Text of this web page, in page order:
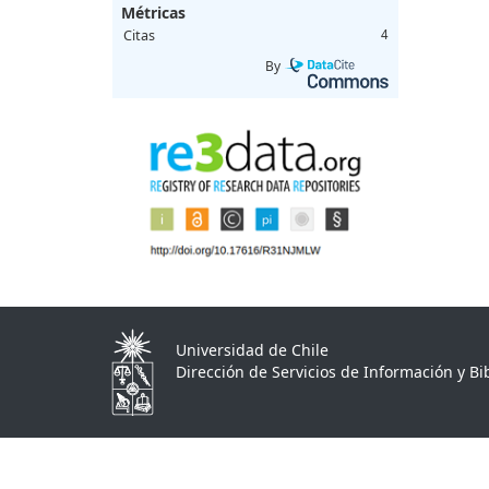
Métricas
Citas 4
By
Universidad de Chile
Dirección de Servicios de Información y